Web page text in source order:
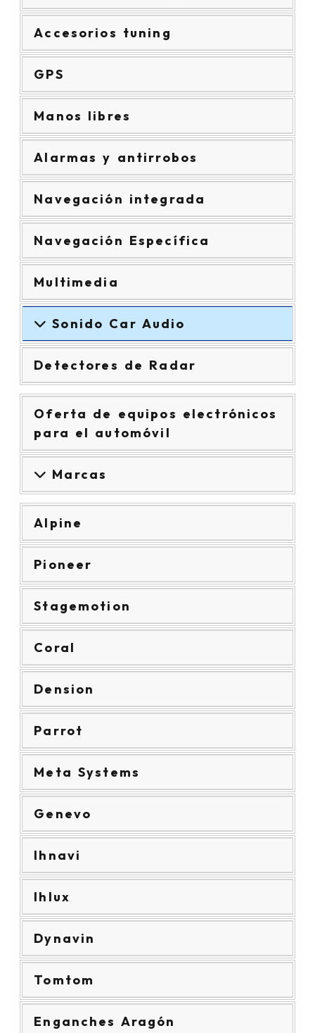
Accesorios tuning
GPS
Manos libres
Alarmas y antirrobos
Navegación integrada
Navegación Específica
Multimedia
Sonido Car Audio
Detectores de Radar
Oferta de equipos electrónicos
para el automóvil
Marcas
Alpine
Pioneer
Stagemotion
Coral
Dension
Parrot
Meta Systems
Genevo
Ihnavi
Ihlux
Dynavin
Tomtom
Enganches Aragón